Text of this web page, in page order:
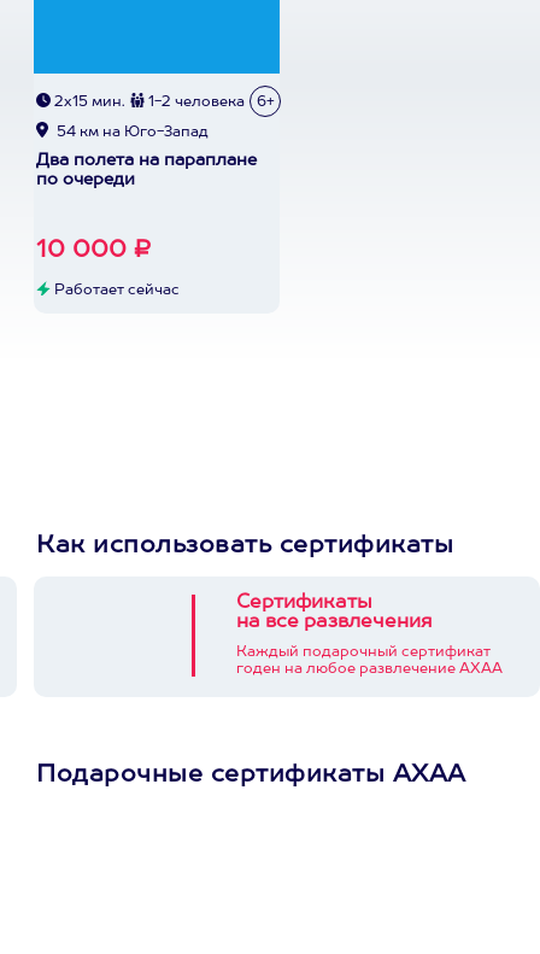
2х15 мин. 1-2 человека 6+
54 км на Юго-Запад
Два полета на параплане
по очереди
10 000 ₽
Работает сейчас
Как использовать сертификаты
Сертификаты
на все развлечения
Каждый подарочный сертификат
годен на любое развлечение АХАА
Подарочные сертификаты АХАА